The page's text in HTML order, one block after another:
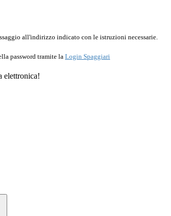
all'indirizzo indicato con le istruzioni necessarie.
password tramite la Login Spaggiari
elettronica!